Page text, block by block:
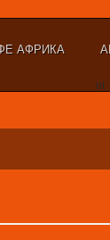
АФРИКА
nt